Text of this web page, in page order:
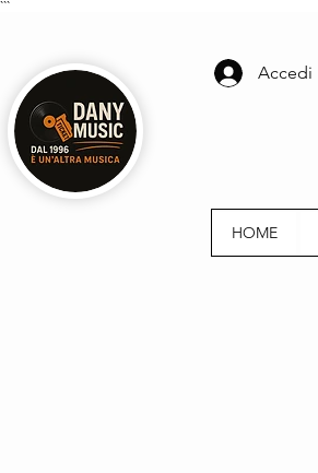
```
Accedi
HOME